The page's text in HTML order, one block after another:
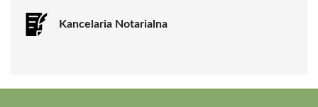
Kancelaria Notarialna